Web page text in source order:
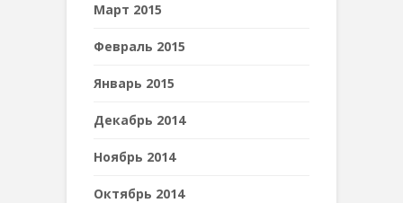
Март 2015
Февраль 2015
Январь 2015
Декабрь 2014
Ноябрь 2014
Октябрь 2014